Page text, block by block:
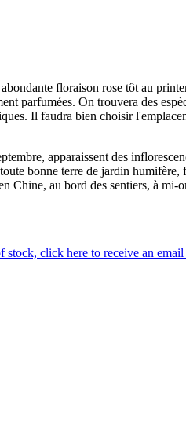
floraison rose tôt au
parfumées. On trouvera des
Il faudra bien choisir
apparaissent des
bonne terre de jardin
Chine, au bord des sentiers, à
stock, click here to receive an